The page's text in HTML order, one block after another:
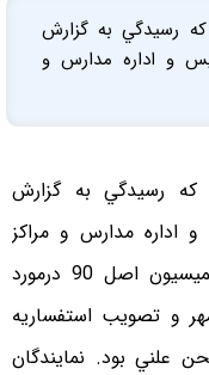
كه رسيدگي به گزارش
و اداره مدارس و
كه رسيدگي به گزارش
اداره مدارس و مراكز
آموزشي و پرورشي غيردولتي، گزارش كميسيون اصل 90 درمورد
و تصويب استفساريه
علني بود. نمايندگان